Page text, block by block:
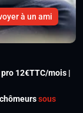
à un ami
12€TTC/mois |
sous